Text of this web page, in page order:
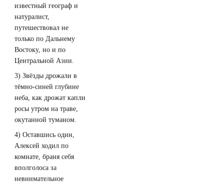
известный географ и
натуралист,
путешествовал не
только по Дальнему
Востоку, но и по
Центральной Азии.
3) Звёзды дрожали в
тёмно-синей глубине
неба, как дрожат капли
росы утром на траве,
окутанной туманом.
4) Оставшись один,
Алексей ходил по
комнате, браня себя
вполголоса за
невнимательное